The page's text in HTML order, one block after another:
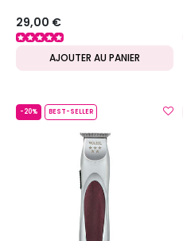
Series
29,00 €
AJOUTER AU PANIER
-20% BEST-SELLER